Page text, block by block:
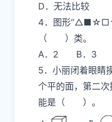
D．无法比较
4．图形
（ ）类。
A．2 B．
5．小丽闭着眼睛
个平的面，第二
能是（ ）